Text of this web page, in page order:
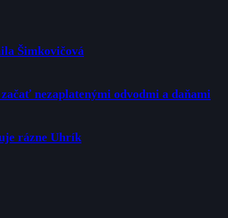
Šimkovičová
nezaplatenými odvodmi a daňami
rázne Uhrík